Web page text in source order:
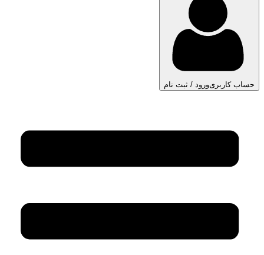
حساب کاربریورود / ثبت نام